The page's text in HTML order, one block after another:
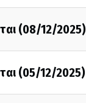
(08/12/2025)
(05/12/2025)